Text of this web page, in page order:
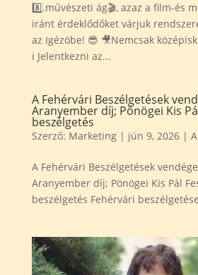
8️⃣.művészeti ág🎬, azaz a film-és
iránt érdeklődőket várjuk
az Igézöbe! 😎 🎥Nemcsak
ℹ️ Jelentkezni az...
A Fehérvári Beszélgetések
Aranyember díj; Pönögei Kis
beszélgetés
Szerző: Marketing| jún 9, 2026|
A Fehérvári Beszélgetések
Aranyember díj; Pönögei Kis Pál
beszélgetés Fehérvári